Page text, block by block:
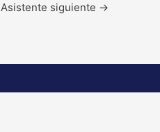
Asistente siguiente →